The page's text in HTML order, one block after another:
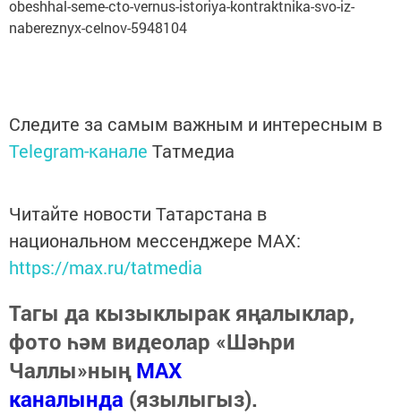
obeshhal-seme-cto-vernus-istoriya-kontraktnika-svo-iz-
nabereznyx-celnov-5948104
Следите за самым важным и интересным в
Telegram-канале Татмедиа
Читайте новости Татарстана в
национальном мессенджере MАХ:
https://max.ru/tatmedia
Тагы да кызыклырак яңалыклар,
фото һәм видеолар «Шәһри
Чаллы»ныңMAX
каналында (язылыгыз).